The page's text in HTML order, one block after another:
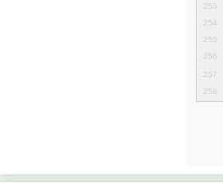
253
254
255
256
257
258